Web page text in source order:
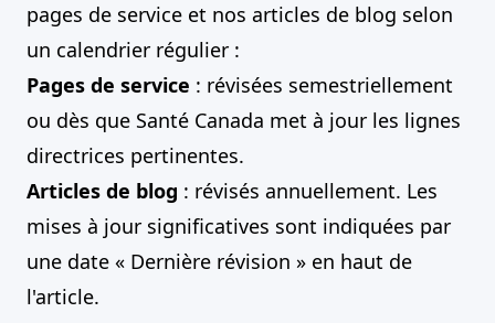
pages de service et nos articles de blog selon
un calendrier régulier :
Pages de service : révisées semestriellement
ou dès que Santé Canada met à jour les lignes
directrices pertinentes.
Articles de blog : révisés annuellement. Les
mises à jour significatives sont indiquées par
une date « Dernière révision » en haut de
l'article.